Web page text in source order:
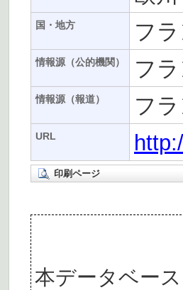
国・地方 フ
情報源（公的機関） フ
情報源（報道） フ
URL
印刷ページ
本データベー